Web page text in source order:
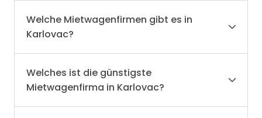
Welche Mietwagenfirmen gibt es in
Karlovac?
Welches ist die günstigste
Mietwagenfirma in Karlovac?